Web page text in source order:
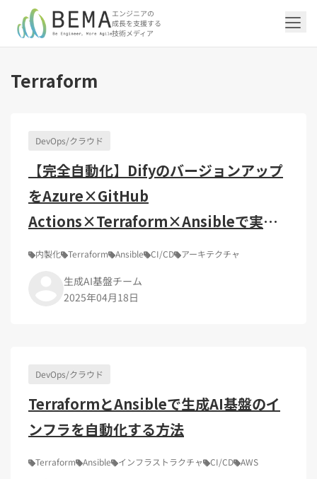
エンジニアの
成長を支援する
技術メディア
「アジャイル開発/スクラム」の記事一覧を
「アジャイル開発/スクラム」のタグ一覧
スクラムマスター（18）
レトロスペクティブ（6）
DX Criteria（1）
「DevOps/クラウド」の記事一覧を見る
AWS（20）
CI/CD（9）
Terraform（6）
インフラストラクチャ（5）
サーバーレス（3）
CloudWatch（2）
CodeCommit（2）
Amplify（2）
Ansible（2）
Google Cloud（1）
Platform Engineering（1）
さくらのクラウド（1）
「AI」の記事一覧を見る
生成AI（13）
AIエージェント（4）
NotebookLM（3）
OpenAI（1）
CNN（1） 深層学習（1）
「バックエンド」の記事一覧を見る
Oracle APEX（5）
Python（4）
API（2）
Ruby（2）
SQL（1）
Cloud SQL（1）
MySQL（1）
「Flutter/モバイル」の記事一覧を見る
Flutter（38）
Dart（6）
Swift（2）
アプリ開発（1）
「Jamstack/フロントエンド」の記事一覧
「Jamstack/フロントエンド」のタグ一覧
Jamstack（10）
Astro（10）
microCMS（7）
TypeScript（4）
Puppeteer（1）
SEO（1）
Redux（1）
「others」の記事一覧を見る
エンジニア組織（48）
イベント（41）
アドベントカレンダー2024（25）
スキルアップ（24）
日本CTO協会（18）
若手エンジニア（12）
トラブルシューティング（12）
マネジメント（6）
DX推進（5）
オープンイノベーション（4）
Terraform
DevOps/クラウド
【完全自動化】Difyのバージョンアップ
をAzure×GitHub
Actions×Terraform×Ansibleで実現
する方法
内製化 Terraform Ansible CI/CD アーキテクチャ
生成AI基盤チーム
2025年04月18日
DevOps/クラウド
TerraformとAnsibleで生成AI基盤のイ
ンフラを自動化する方法
Terraform Ansible インフラストラクチャ CI/CD AWS